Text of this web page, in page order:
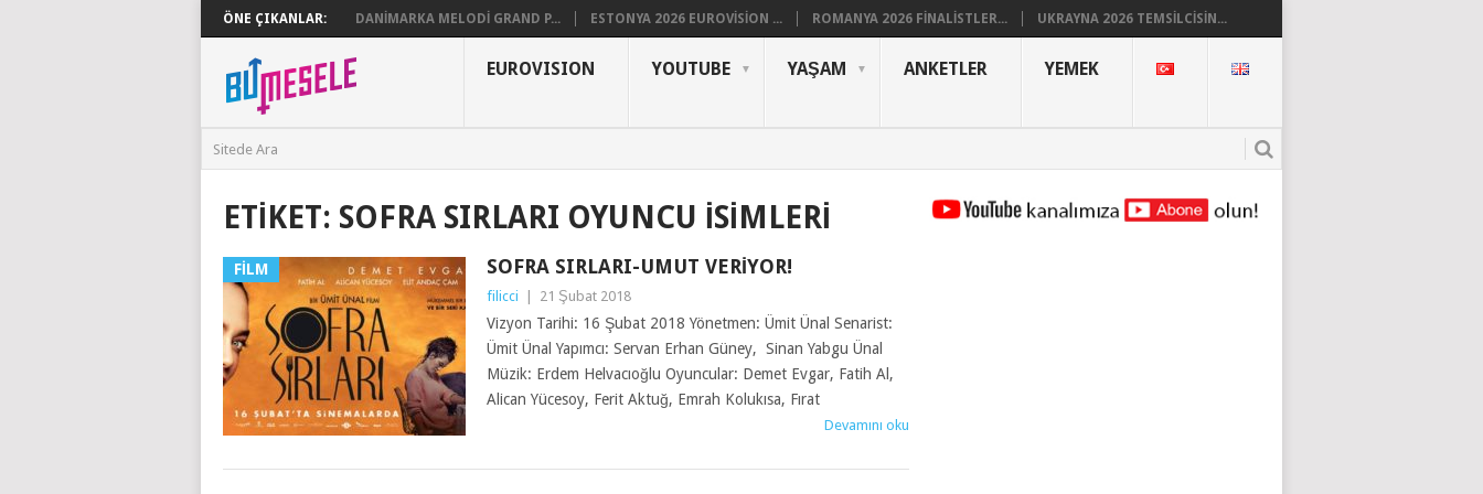
ÖNE ÇIKANLAR: DANIMARKA MELODI GRAND P... ESTONYA 2026 EUROVISION ... ROMANYA 2026 FINALISTLER... UKRAYNA 2026 TEMSILCISIN...
EUROVISION YOUTUBE YAŞAM ANKETLER YEMEK
ETIKET: SOFRA SIRLARI OYUNCU ISIMLERI
FILM SOFRA SIRLARI-UMUT VERIYOR!
filicci 21 Şubat 2018
Vizyon Tarihi: 16 Şubat 2018 Yönetmen: Ümit Ünal Senarist:
Ümit Ünal Yapımcı: Servan Erhan Güney, Sinan Yabgu Ünal
Müzik: Erdem Helvacıoğlu Oyuncular: Demet Evgar, Fatih Al,
Alican Yücesoy, Ferit Aktuğ, Emrah Kolukısa, Fırat
Devamını oku